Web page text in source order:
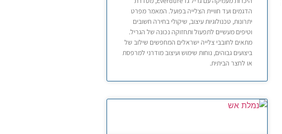
הדגמים ועד חוויית הצלייה בפועל. המאמר מפרט
יתרונות, טכנולוגיות עיצוב, שיקולי בחירה חשובים
וטיפים מעשיים לתפעול ותחזוקה נכונה של הגריל.
מתאים לחובבי צלייה ישראלים המחפשים שילוב של
ביצועים גבוהים, נוחות שימוש ועיצוב מודרני למרפסת
או לחצר הביתית.